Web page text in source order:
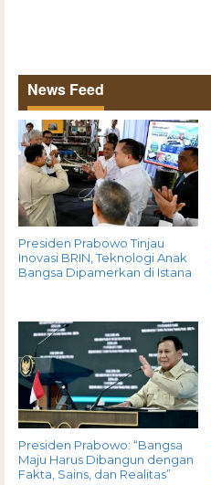
News Feed
Presiden Prabowo Tinjau
Inovasi BRIN, Teknologi Anak
Bangsa Dipamerkan di Istana
Presiden Prabowo: “Bangsa
Maju Harus Dibangun dengan
Fakta, Sains, dan Realitas”